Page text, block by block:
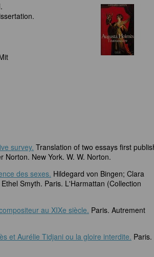
survey. Translation of two essays first
New York. W. W. Norton.
des sexes. Hildegard von Bingen; Clara
Smyth. Paris. L'Harmattan (Collection
au XIXe siècle. Paris. Autrement
et Aurélie Tidjani ou la gloire interdite. Paris.